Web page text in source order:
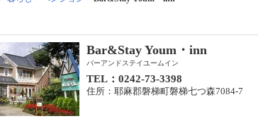
Bar&Stay Youm・inn
バーアンドステイユームイン
TEL：0242‐73‐3398
住所：耶麻郡磐梯町磐梯七つ森7084-7